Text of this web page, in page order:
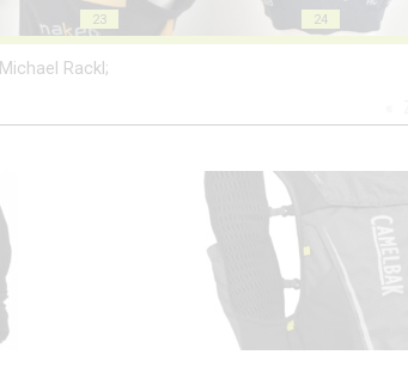
23 24
Rackl;